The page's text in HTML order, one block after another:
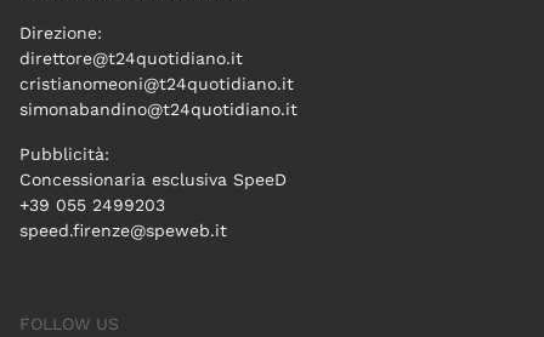
Direzione:
direttore@t24quotidiano.it
cristianomeoni@t24quotidiano.it
simonabandino@t24quotidiano.it
Pubblicità:
Concessionaria esclusiva SpeeD
+39 055 2499203
speed.firenze@speweb.it
FOLLOW US